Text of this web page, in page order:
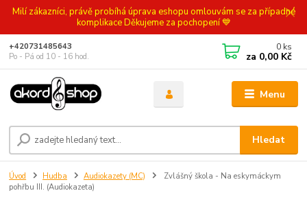
Milí zákazníci, právě probíhá úprava eshopu omlouvám se za případné
komplikace Děkujeme za pochopení 💙
Menu
Hledat
+420731485643
Po - Pá od 10 - 16 hod.
0 ks
za 0,00 Kč
Úvod Hudba Audiokazety (MC)
Zvlášný škola - Na eskymáckym
pohřbu III. (Audiokazeta)